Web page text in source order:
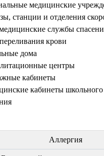
медицинские
станции и отделения
службы
крови
дома
центры
кабинеты
кабинеты
Аллергия